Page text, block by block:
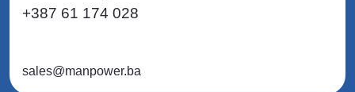
+387 61 174 028
sales@manpower.ba